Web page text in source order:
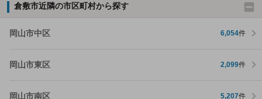
倉敷市近隣の市区町村から探す
岡山市中区 6,054件
岡山市東区 2,099件
岡山市南区 5,207件